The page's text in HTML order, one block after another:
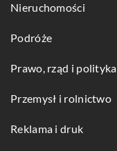
Nieruchomości
Podróże
Prawo, rząd i polityka
Przemysł i rolnictwo
Reklama i druk